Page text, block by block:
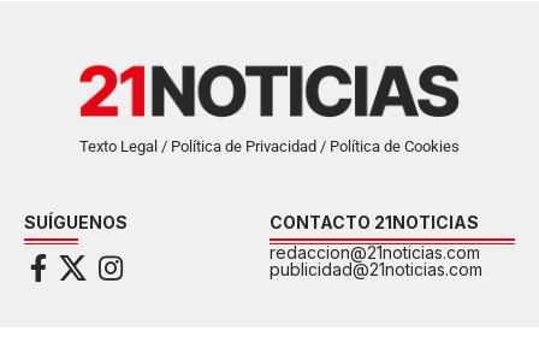
Texto Legal / Política de Privacidad / Política de Cookies
SUÍGUENOS
CONTACTO 21NOTICIAS
redaccion@21noticias.com
publicidad@21noticias.com